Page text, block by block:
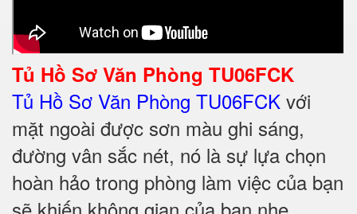
Tủ Hồ Sơ Văn Phòng TU06FCK
Tủ Hồ Sơ Văn Phòng TU06FCK với
mặt ngoài được sơn màu ghi sáng,
đường vân sắc nét, nó là sự lựa chọn
hoàn hảo trong phòng làm việc của bạn
sẽ khiến không gian của bạn nhẹ